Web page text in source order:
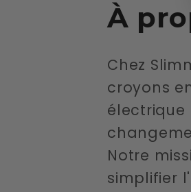
À
Chez
croyons
électrique
Notre
simplifier